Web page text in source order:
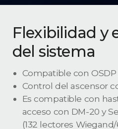
Flexibilidad y
del sistema
Compatible con OSDP
Control del ascensor
Es compatible con
acceso con DM-20 y
(132 lectores